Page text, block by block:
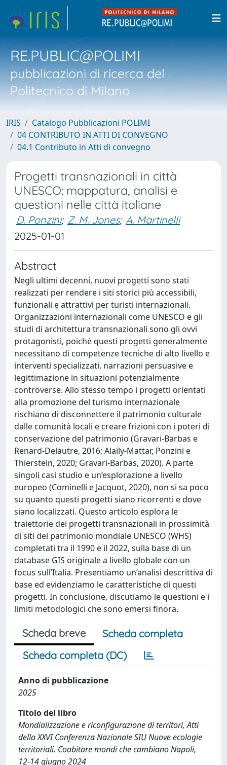
RE.PUBLIC@POLIMI
pubblicazioni di ricerca del
Politecnico di Milano
IRIS
Catalogo Pubblicazioni POLIMI
04 CONTRIBUTO IN ATTI DI CONVEGNO
04.1 Contributo in Atti di convegno
Progetti transnazionali in città
UNESCO: mappatura, analisi e
questioni nelle città italiane
D. Ponzini; Z. M. Jones; A. Martinelli
2025-01-01
Abstract
Negli ultimi decenni, nuovi progetti sono stati
realizzati per rendere i siti storici più accessibili,
funzionali e attrattivi per turisti internazionali.
Organizzazioni internazionali come UNESCO e gli
studi di architettura transnazionali sono gli ovvi
protagonisti, poiché questi progetti generalmente
necessitano di competenze tecniche di alto livello e
interventi specializzati, narrazioni persuasive e
legittimazione in situazioni potenzialmente
controverse. Allo stesso tempo i progetti orientati
alla promozione del turismo internazionale
rischiano di disconnettere il patrimonio culturale
dalle comunità locali e creare frizioni con i poteri di
conservazione del patrimonio (Gravari-Barbas e
Renard-Delautre, 2016; Alaily-Mattar, Ponzini e
Thierstein, 2020; Gravari-Barbas, 2020). A parte
singoli casi studio e un’esplorazione a livello
europeo (Cominelli e Jacquot, 2020), non si sa poco
su quanto questi progetti siano ricorrenti e dove
siano localizzati. Questo articolo esplora le
traiettorie dei progetti transnazionali in prossimità
di siti del patrimonio mondiale UNESCO (WHS)
completati tra il 1990 e il 2022, sulla base di un
database GIS originale a livello globale con un
focus sull’Italia. Presentiamo un’analisi descrittiva di
base ed evidenziamo le caratteristiche di questi
progetti. In conclusione, discutiamo le questioni e i
limiti metodologici che sono emersi finora.
Scheda breve
Scheda completa
Scheda completa (DC)
Anno di pubblicazione
2025
Titolo del libro
Mondializzazione e riconfigurazione di territori, Atti
della XXVI Conferenza Nazionale SIU Nuove ecologie
territoriali. Coabitare mondi che cambiano Napoli,
12-14 giugno 2024